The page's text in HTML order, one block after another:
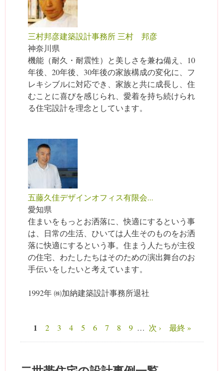
三村邦彦建築設計事務所 三村 邦彦
神奈川県
機能（耐久・耐震性）と美しさを兼ね備え、10
年後、20年後、30年後の家族構成の変化に、フ
レキシブルに対応でき、家族と共に成長し、住
むことに喜びを感じられ、愛着を持ち続けられ
る住宅設計を理念としています。
五藤久佳デザインオフィス有限会...
愛知県
住まいをもっとお洒落に、快適にするという事
は、日常の生活、ひいては人生そのものをお洒
落に快適にするという事。住まう人たちが主役
の住宅、わたしたちはそのための演出舞台のお
手伝いをしたいと考えています。
1992年 ㈱加納建築設計事務所退社
ページ
1 2 3 4 5 6 7 8 9 … 次 › 最終 »